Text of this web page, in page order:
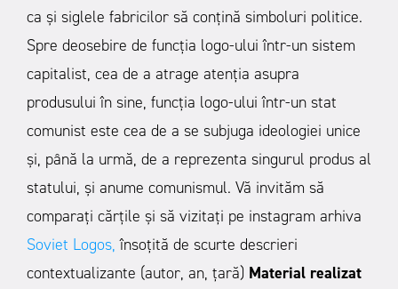
ca și siglele fabricilor să conțină simboluri politice.
Spre deosebire de funcția logo-ului într-un sistem
capitalist, cea de a atrage atenția asupra
produsului în sine, funcția logo-ului într-un stat
comunist este cea de a se subjuga ideologiei unice
și, până la urmă, de a reprezenta singurul produs al
statului, și anume comunismul. Vă invităm să
comparați cărțile și să vizitați pe instagram arhiva
Soviet Logos, însoțită de scurte descrieri
contextualizante (autor, an, țară) Material realizat